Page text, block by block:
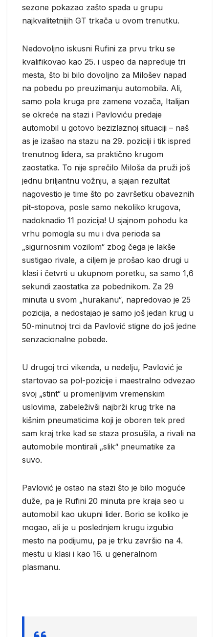
sezone pokazao zašto spada u grupu
najkvalitetnijih GT trkača u ovom trenutku.
Nedovoljno iskusni Rufini za prvu trku se
kvalifikovao kao 25. i uspeo da napreduje tri
mesta, što bi bilo dovoljno za Milošev napad
na pobedu po preuzimanju automobila. Ali,
samo pola kruga pre zamene vozača, Italijan
se okreće na stazi i Pavloviću predaje
automobil u gotovo bezizlaznoj situaciji – naš
as je izašao na stazu na 29. poziciji i tik ispred
trenutnog lidera, sa praktično krugom
zaostatka. To nije sprečilo Miloša da pruži još
jednu briljantnu vožnju, a sjajan rezultat
nagovestio je time što po završetku obaveznih
pit-stopova, posle samo nekoliko krugova,
nadoknadio 11 pozicija! U sjajnom pohodu ka
vrhu pomogla su mu i dva perioda sa
„sigurnosnim vozilom“ zbog čega je lakše
sustigao rivale, a ciljem je prošao kao drugi u
klasi i četvrti u ukupnom poretku, sa samo 1,6
sekundi zaostatka za pobednikom. Za 29
minuta u svom „hurakanu“, napredovao je 25
pozicija, a nedostajao je samo još jedan krug u
50-minutnoj trci da Pavlović stigne do još jedne
senzacionalne pobede.
U drugoj trci vikenda, u nedelju, Pavlović je
startovao sa pol-pozicije i maestralno odvezao
svoj „stint“ u promenljivim vremenskim
uslovima, zabeleživši najbrži krug trke na
kišnim pneumaticima koji je oboren tek pred
sam kraj trke kad se staza prosušila, a rivali na
automobile montirali „slik“ pneumatike za
suvo.
Pavlović je ostao na stazi što je bilo moguće
duže, pa je Rufini 20 minuta pre kraja seo u
automobil kao ukupni lider. Borio se koliko je
mogao, ali je u poslednjem krugu izgubio
mesto na podijumu, pa je trku završio na 4.
mestu u klasi i kao 16. u generalnom
plasmanu.